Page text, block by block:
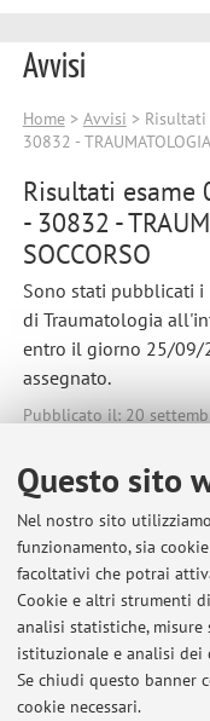
Questo sito
Nel nostro sito
funzionamento, sia
facoltativi che potrai
Cookie e altri strumenti
analisi statistiche, misure
istituzionale e analisi
Se chiudi questo banner
cookie necessari.
Avvisi
Home> Avvisi >
30832 -
Risultati esame
- 30832 -
SOCCORSO
Sono stati pubblicati
di Traumatologia
entro il giorno 25/09/
assegnato.
Pubblicato il: 20
Risultati Esame del 22-
(Campus di Rimini)
Pubblicato il: 27 luglio 2021
Risultati Esame del 15-
Ortopediche (modulo arto